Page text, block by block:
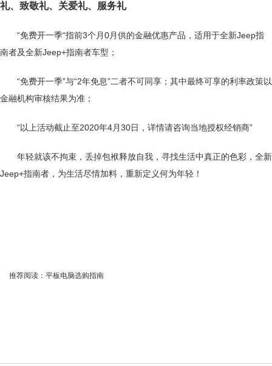
礼、致敬礼、关爱礼、服务礼
“免费开一季“指前3个月0月供的金融优惠产品，适用于全新Jeep指
南者及全新Jeep+指南者车型；
“免费开一季”与“2年免息”二者不可同享；其中最终可享的利率政策以
金融机构审核结果为准；
“以上活动截止至2020年4月30日，详情请咨询当地授权经销商”
年轻就该不拘束，丢掉包袱释放自我，寻找生活中真正的色彩，全新
Jeep+指南者，为生活尽情加料，重新定义何为年轻！
推荐阅读： 平板电脑选购指南